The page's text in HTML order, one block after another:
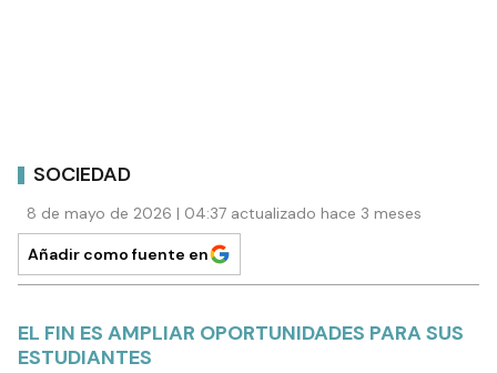
SOCIEDAD
8 de mayo de 2026 | 04:37 actualizado hace 3 meses
Añadir como fuente en
EL FIN ES AMPLIAR OPORTUNIDADES PARA SUS
ESTUDIANTES